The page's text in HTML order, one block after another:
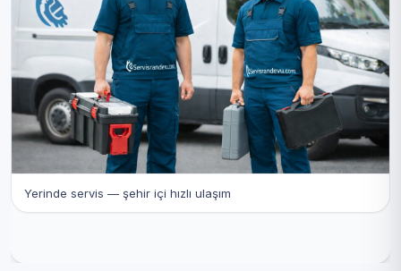
Yerinde servis — şehir içi hızlı ulaşım